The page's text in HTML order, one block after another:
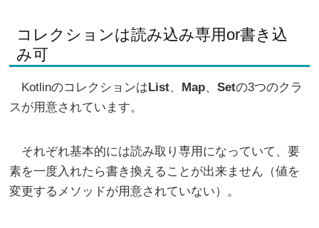
コレクションは読み込み専用or書き込
み可
KotlinのコレクションはList、 Map、Setの3つのクラ
スが用意されています。
それぞれ基本的には読み取り専用になっていて、要
素を一度入れたら書き換えることが出来ません（値を
変更するメソッドが用意されていない）。